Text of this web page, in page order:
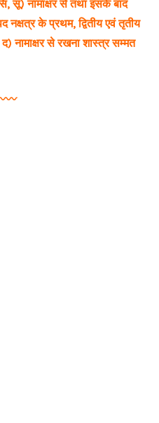
सू) नामाक्षर से तथा इसके बाद
नक्षत्र के प्रथम, द्वितीय एवं तृतीय
नामाक्षर से रखना शास्त्र सम्मत
〰️